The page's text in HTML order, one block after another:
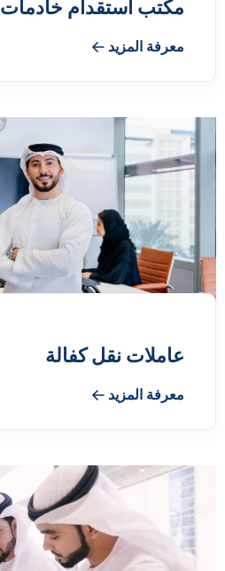
مكتب استقدام خادمات
معرفة المزيد
عاملات نقل كفالة
معرفة المزيد